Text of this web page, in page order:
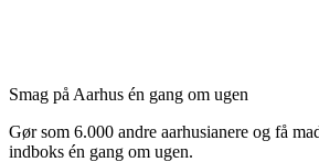
Smag på Aarhus én gang om ugen
Gør som 6.000 andre aarhusianere og få
indboks én gang om ugen.